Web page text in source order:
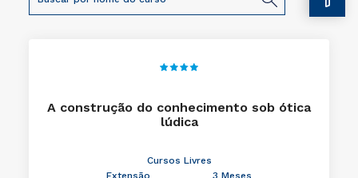
A construção do conhecimento sob ótica
lúdica
Cursos Livres
Extensão
3 Meses